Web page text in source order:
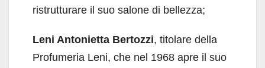
ristrutturare il suo salone di bellezza;
Leni Antonietta Bertozzi, titolare della
Profumeria Leni, che nel 1968 apre il suo